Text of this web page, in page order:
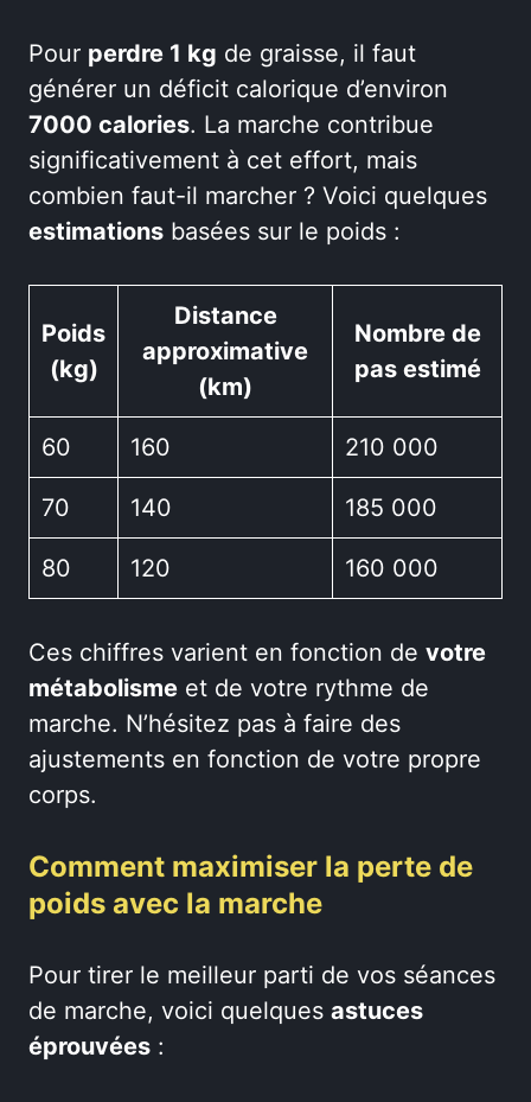
Pour perdre 1 kg de graisse, il faut
générer un déficit calorique d’environ
7000 calories. La marche contribue
significativement à cet effort, mais
combien faut-il marcher ? Voici quelques
estimations basées sur le poids :
Poids
(kg)
Distance
approximative
(km)
Nombre de
pas estimé
60 160 210 000
70 140 185 000
80 120 160 000
Ces chiffres varient en fonction de votre
métabolisme et de votre rythme de
marche. N’hésitez pas à faire des
ajustements en fonction de votre propre
corps.
Comment maximiser la perte de
poids avec la marche
Pour tirer le meilleur parti de vos séances
de marche, voici quelques astuces
éprouvées :